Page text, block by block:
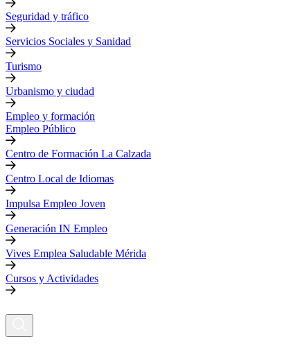
Seguridad y tráfico
Servicios Sociales y Sanidad
Turismo
Urbanismo y ciudad
Empleo y formación
Empleo Público
Centro de Formación La Calzada
Centro Local de Idiomas
Impulsa Empleo Joven
Generación IN Empleo
Vives Emplea Saludable Mérida
Cursos y Actividades